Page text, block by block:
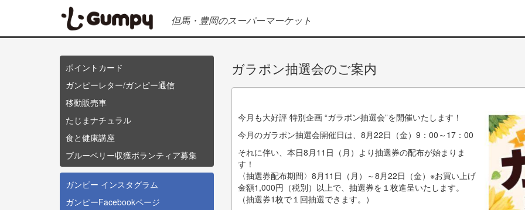
コ
但馬・豊岡のスーパーマーケット
side
menu
ポイントカード
ガンピーレター/ガンピー通信
移動販売車
たじまナチュラル
食と健康講座
ブルーベリー収獲ボランティア募集
Facebook
pages
ガンピー インスタグラム
ガンピーFacebookページ
ガラポン抽選会のご案内
今月も大好評 特別企画 “ガラポン抽選会”を開催いたします！
今月のガラポン抽選会開催日は、8月22日（金）9：00～17：00
それに伴い、本日8月11日（月）より抽選券の配布が始まりま
す！
〈抽選券配布期間〉8月11日（月）～8月22日（金）※お買い上げ
金額1,000円（税別）以上で、抽選券を１枚進呈いたします。
（抽選券1枚で１回抽選できます。）